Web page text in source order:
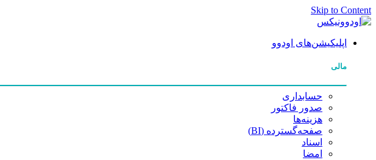
Skip to Content
اپلیکیشن‌های اودوو
مالی
حسابداری
صدور فاکتور
هزینه‌ها
صفحه‌گسترده (BI)
اسناد
امضا